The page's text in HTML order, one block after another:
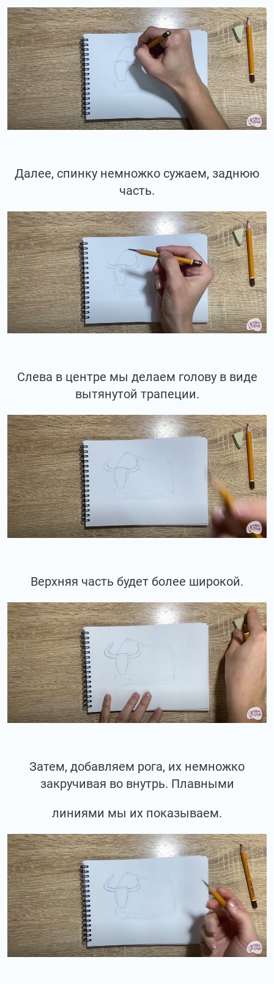
Далее, спинку немножко сужаем, заднюю
часть.
Слева в центре мы делаем голову в виде
вытянутой трапеции.
Верхняя часть будет более широкой.
Затем, добавляем рога, их немножко
закручивая во внутрь. Плавными
линиями мы их показываем.